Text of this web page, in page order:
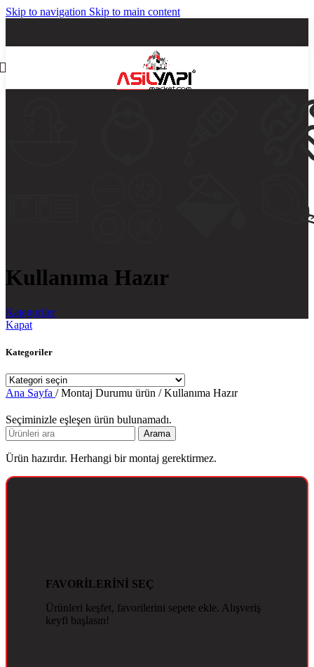
Skip to navigation Skip to main content
Kullanıma Hazır
Kategoriler
Kapat
Kategoriler
Ana Sayfa / Montaj Durumu ürün / Kullanıma Hazır
Seçiminizle eşleşen ürün bulunamadı.
Arama
Ürün hazırdır. Herhangi bir montaj gerektirmez.
FAVORİLERİNİ SEÇ
Ürünleri keşfet, favorilerini sepete ekle. Alışveriş
keyfi başlasın!